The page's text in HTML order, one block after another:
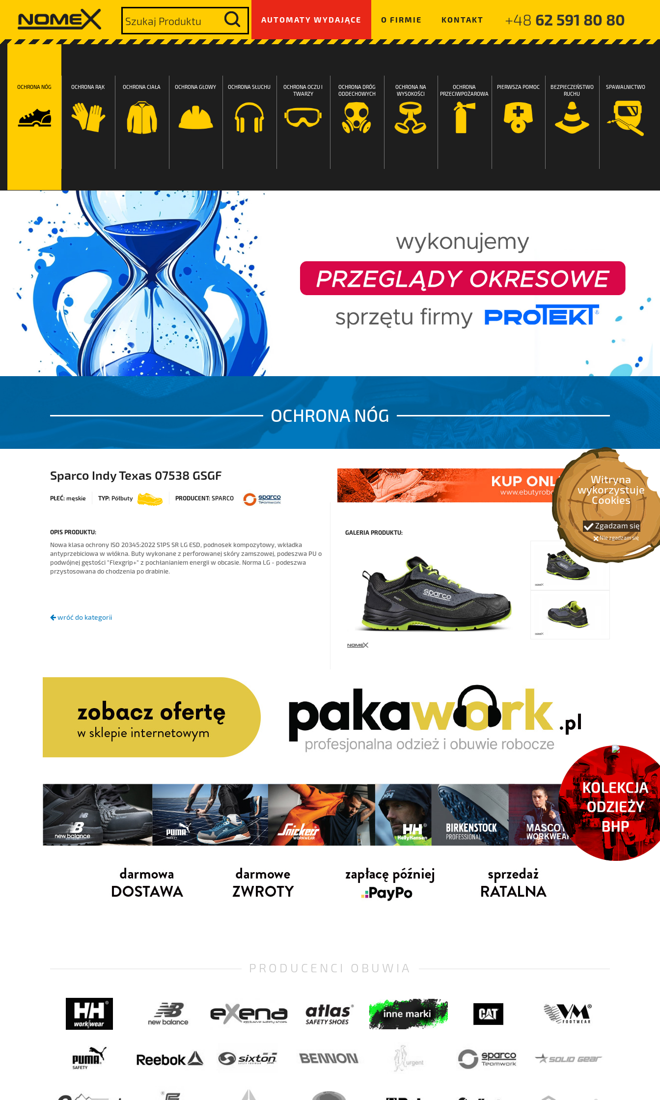
AUTOMATY WYDAJĄCE O FIRMIE KONTAKT +48 62 591 80 80
Witryna
wykorzystuje
Cookies
Zgadzam się
Nie zgadzam się
OCHRONA NÓG OCHRONA RĄK OCHRONA CIAŁA OCHRONA GŁOWY OCHRONA SŁUCHU
OCHRONA OCZU I
TWARZY
OCHRONA DRÓG
ODDECHOWYCH
OCHRONA NA
WYSOKOŚCI
OCHRONA
PRZECIWPOŻAROWA
PIERWSZA POMOC
BEZPIECZEŃSTWO
RUCHU
SPAWALNICTWO
OCHRONA NÓG
Sparco Indy Texas 07538 GSGF
PŁEĆ: męskie TYP: Półbuty PRODUCENT: SPARCO
OPIS PRODUKTU:
Nowa klasa ochrony ISO 20345:2022 S1PS SR LG ESD, podnosek kompozytowy, wkładka
antyprzebiciowa w włókna. Buty wykonane z perforowanej skóry zamszowej, podeszwa PU o
podwójnej gęstości "Flexgrip+" z pochłanianiem energii w obcasie. Norma LG - podeszwa
przystosowana do chodzenia po drabinie.
wróć do kategorii
GALERIA PRODUKTU:
PRODUCENCI OBUWIA